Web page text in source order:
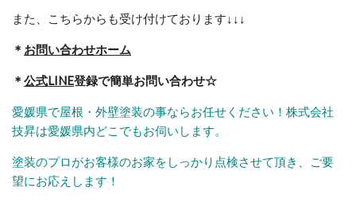
また、こちらからも受け付けております↓↓↓
＊ お問い合わせホーム
＊ 公式LINE登録で簡単お問い合わせ☆
愛媛県で屋根・外壁塗装の事ならお任せください！株式会社
技昇は愛媛県内どこでもお伺いします。
塗装のプロがお客様のお家をしっかり点検させて頂き、ご要
望にお応えします！